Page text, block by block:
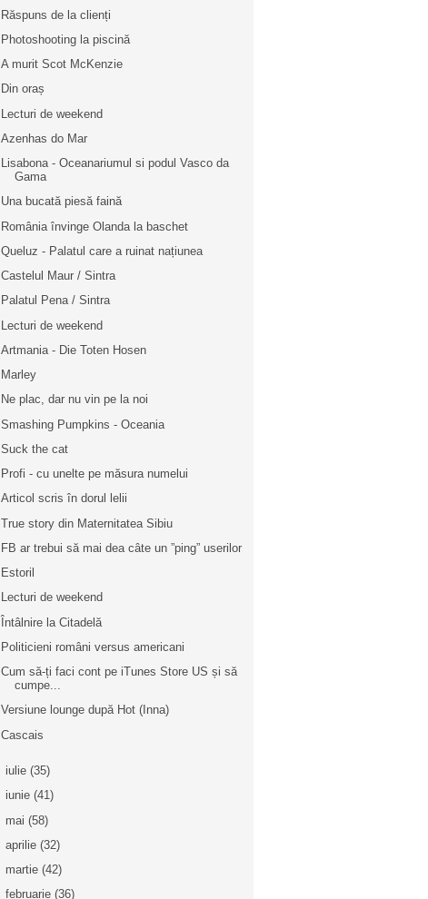
Răspuns de la clienți
Photoshooting la piscină
A murit Scot McKenzie
Din oraș
Lecturi de weekend
Azenhas do Mar
Lisabona - Oceanariumul si podul Vasco da
Gama
Una bucată piesă faină
România învinge Olanda la baschet
Queluz - Palatul care a ruinat națiunea
Castelul Maur / Sintra
Palatul Pena / Sintra
Lecturi de weekend
Artmania - Die Toten Hosen
Marley
Ne plac, dar nu vin pe la noi
Smashing Pumpkins - Oceania
Suck the cat
Profi - cu unelte pe măsura numelui
Articol scris în dorul lelii
True story din Maternitatea Sibiu
FB ar trebui să mai dea câte un ”ping” userilor
Estoril
Lecturi de weekend
Întâlnire la Citadelă
Politicieni români versus americani
Cum să-ți faci cont pe iTunes Store US și să
cumpe...
Versiune lounge după Hot (Inna)
Cascais
iulie (35)
iunie (41)
mai (58)
aprilie (32)
martie (42)
februarie (36)